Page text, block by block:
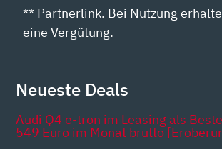
** Partnerlink. Bei Nutzung
eine Vergütung.
Neueste Deals
Audi Q4 e-tron im Leasing als
549 Euro im Monat brutto